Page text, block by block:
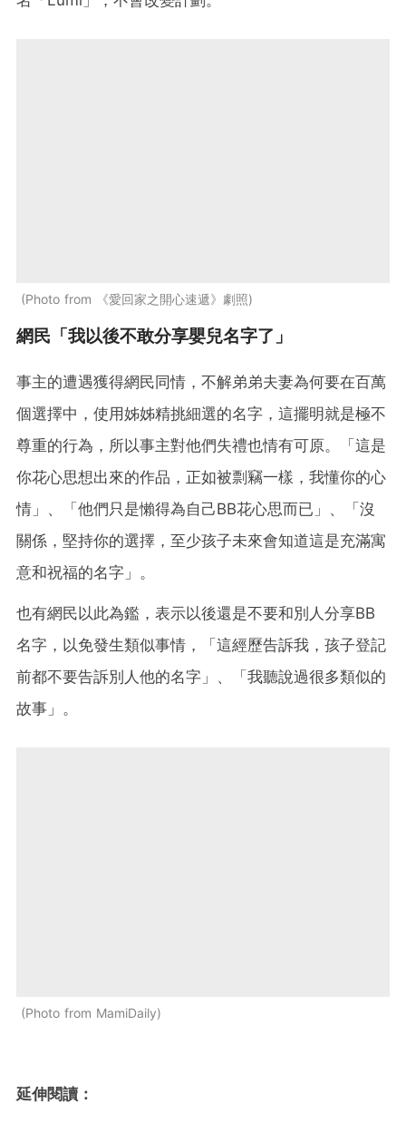
Photo from 《愛回家之開心速遞》劇照
網民「我以後不敢分享嬰兒名字了」
事主的遭遇獲得網民同情，不解弟弟夫妻為何要在百萬
個選擇中，使用姊姊精挑細選的名字，這擺明就是極不
尊重的行為，所以事主對他們失禮也情有可原。「這是
你花心思想出來的作品，正如被剽竊一樣，我懂你的心
情」、「他們只是懶得為自己BB花心思而已」、「沒
關係，堅持你的選擇，至少孩子未來會知道這是充滿寓
意和祝福的名字」。
也有網民以此為鑑，表示以後還是不要和別人分享BB
名字，以免發生類似事情，「這經歷告訴我，孩子登記
前都不要告訴別人他的名字」、「我聽說過很多類似的
故事」。
Photo from MamiDaily
延伸閱讀：